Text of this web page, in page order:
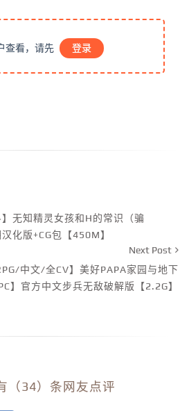
查看，请先 登录
无知精灵女孩和H的常识（骗
化版+CG包【450M】
Next Post
中文/全CV】美好PAPA家园与地下
】官方中文步兵无敌破解版【2.2G】
（34）条网友点评